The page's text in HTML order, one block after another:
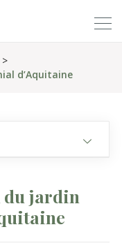
d’Aquitaine
du jardin